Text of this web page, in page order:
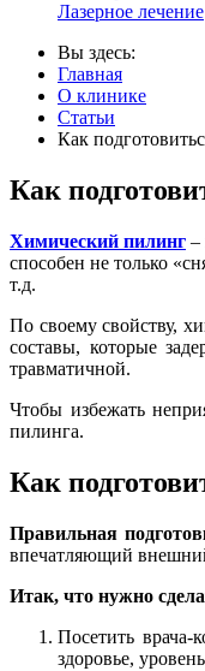
Лазерное лечение
Вы здесь:
Главная
О клинике
Статьи
Как
Как
Химический пилинг –
способен не только
т.д.
По своему свойству,
составы, которые
травматичной.
Чтобы избежать
пилинга.
Как
Правильная
впечатляющий
Итак, что нужно
Посетить врача-
здоровье,